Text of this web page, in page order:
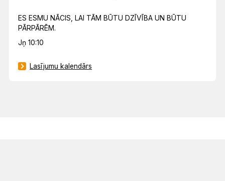
ES ESMU NĀCIS, LAI TĀM BŪTU DZĪVĪBA UN BŪTU
PĀRPĀRĒM.
Jņ 10:10
Lasījumu kalendārs